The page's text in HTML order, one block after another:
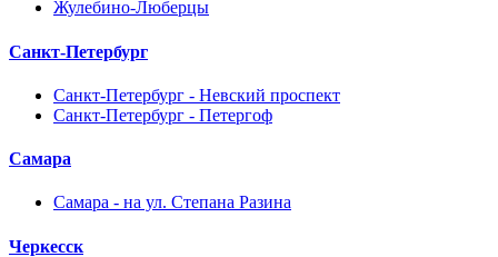
Жулебино-Люберцы
Санкт-Петербург
Санкт-Петербург - Невский проспект
Санкт-Петербург - Петергоф
Самара
Самара - на ул. Степана Разина
Черкесск